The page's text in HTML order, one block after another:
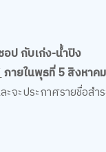
อป กับเก่ง-น้ำปิง
ภายในพุธที่ 5 สิงหาค
จะประกาศรายชื่อสำ